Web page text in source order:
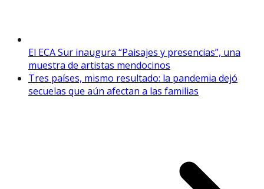
El ECA Sur inaugura “Paisajes y presencias”, una
muestra de artistas mendocinos
Tres países, mismo resultado: la pandemia dejó
secuelas que aún afectan a las familias